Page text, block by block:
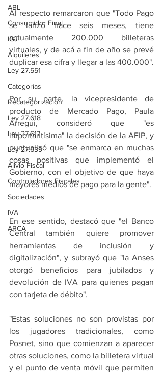
ABL
Consumidor Final
IGJ
Alquileres
Ley 27.551
Categorías
Recategorización
Ley 27.618
Ley 27.617
Ley 27.639
Alivio Fiscal
Controladores Fiscales
Sociedades
IVA
ARCA
Al respecto remarcaron que "Todo Pago
se lanzó hace seis meses, tiene
actualmente 200.000 billeteras
virtuales, y de acá a fin de año se prevé
duplicar esa cifra y llegar a las 400.000".
Por su parte, la vicepresidente de
producto de Mercado Pago, Paula
Arregui, consideró que "es
importantísima" la decisión de la AFIP, y
puntualizó que "se enmarca en muchas
cosas positivas que implementó el
Gobierno, con el objetivo de que haya
mayores medios de pago para la gente".
En ese sentido, destacó que "el Banco
Central también quiere promover
herramientas de inclusión y
digitalización", y subrayó que "la Anses
otorgó beneficios para jubilados y
devolución de IVA para quienes pagan
con tarjeta de débito".
"Estas soluciones no son provistas por
los jugadores tradicionales, como
Posnet, sino que comienzan a aparecer
otras soluciones, como la billetera virtual
y el punto de venta móvil que permiten